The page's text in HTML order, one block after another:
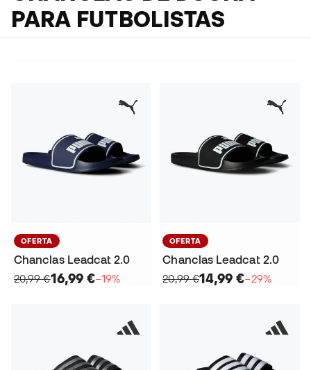
PARA FUTBOLISTAS
OFERTA
Chanclas Leadcat 2.0
20,99 €16,99 €−19%
OFERTA
Chanclas Leadcat 2.0
20,99 €14,99 €−29%